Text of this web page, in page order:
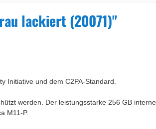
lackiert (20071)"
Initiative und dem C2PA-Standard.
werden. Der leistungsstarke 256 GB
M11-P.